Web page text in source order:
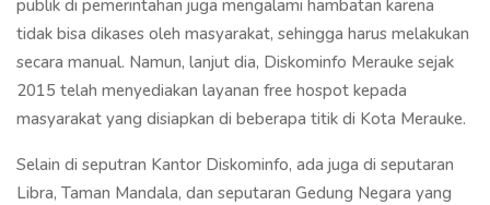
publik di pemerintahan juga mengalami hambatan karena
tidak bisa dikases oleh masyarakat, sehingga harus melakukan
secara manual. Namun, lanjut dia, Diskominfo Merauke sejak
2015 telah menyediakan layanan free hospot kepada
masyarakat yang disiapkan di beberapa titik di Kota Merauke.
Selain di seputran Kantor Diskominfo, ada juga di seputaran
Libra, Taman Mandala, dan seputaran Gedung Negara yang